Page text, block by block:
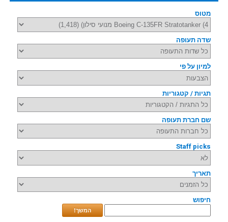
מטוס
שדה תעופה
למיון על פי
תגיות / קטגוריות
שם חברת תעופה
Staff picks
תאריך
חיפוש
המשך!